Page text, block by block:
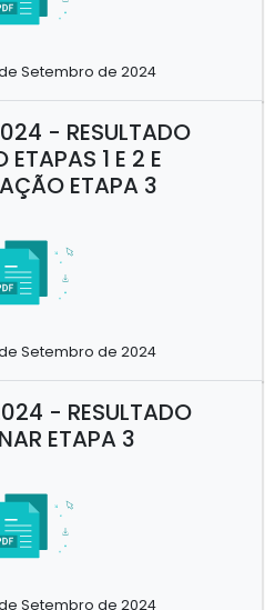
Setembro de 2024
- RESULTADO
ETAPAS 1 E 2 E
ETAPA 3
Setembro de 2024
- RESULTADO
ETAPA 3
Setembro de 2024